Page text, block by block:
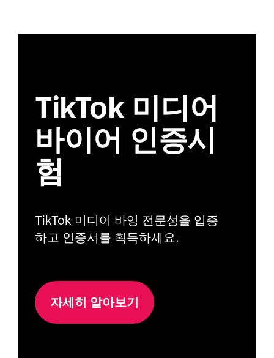
TikTok 미디어
바이어 인증시
험
TikTok 미디어 바잉 전문성을 입증
하고 인증서를 획득하세요.
자세히 알아보기